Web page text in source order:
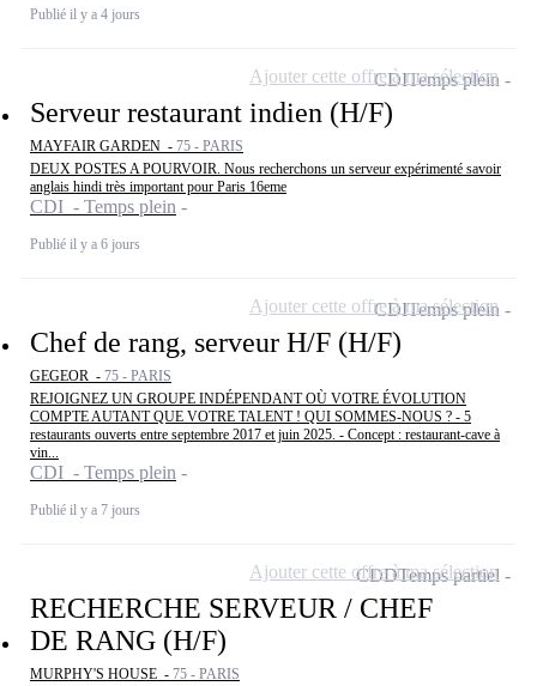
Publié il y a 4 jours
Serveur restaurant indien (H/F)
MAYFAIR GARDEN - 75 - PARIS
DEUX POSTES A POURVOIR. Nous recherchons un serveur expérimenté savoir
anglais hindi très important pour Paris 16eme
CDI - Temps plein
Publié il y a 6 jours
CDITemps plein
Ajouter cette offre à ma sélection
Chef de rang, serveur H/F (H/F)
GEGEOR - 75 - PARIS
REJOIGNEZ UN GROUPE INDÉPENDANT OÙ VOTRE ÉVOLUTION
COMPTE AUTANT QUE VOTRE TALENT ! QUI SOMMES-NOUS ? - 5
restaurants ouverts entre septembre 2017 et juin 2025. - Concept : restaurant-cave à
vin...
CDI - Temps plein
Publié il y a 7 jours
CDITemps plein
Ajouter cette offre à ma sélection
RECHERCHE SERVEUR / CHEF
DE RANG (H/F)
MURPHY'S HOUSE - 75 - PARIS
CDDTemps partiel
Ajouter cette offre à ma sélection